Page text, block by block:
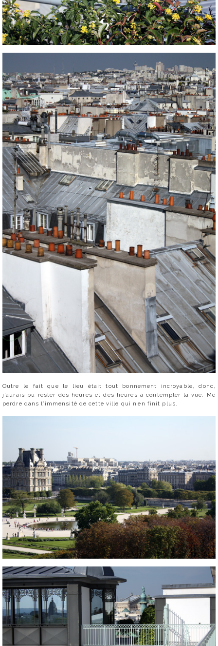
Outre le fait que le lieu était tout bonnement incroyable, donc,
j’aurais pu rester des heures et des heures à contempler la vue. Me
perdre dans l’immensité de cette ville qui n’en finit plus.